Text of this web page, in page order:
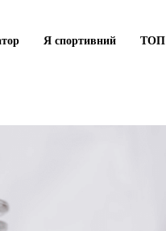
Я спортивний ТОП